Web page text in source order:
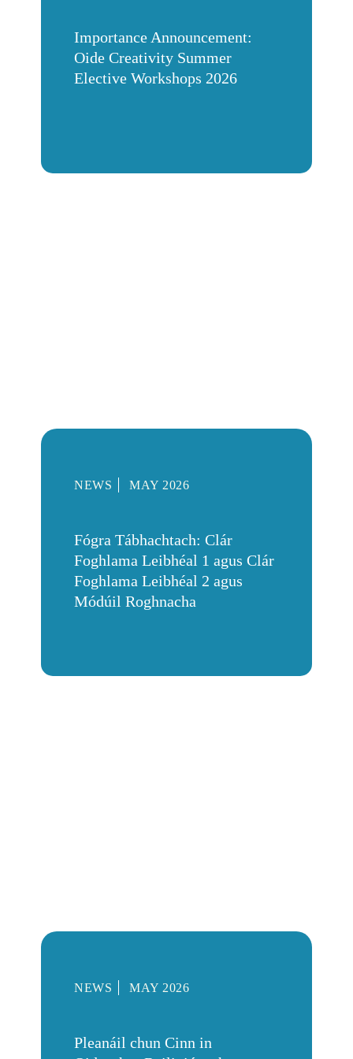
Importance Announcement:
Oide Creativity Summer
Elective Workshops 2026
NEWS MAY 2026
Fógra Tábhachtach: Clár
Foghlama Leibhéal 1 agus Clár
Foghlama Leibhéal 2 agus
Módúil Roghnacha
NEWS MAY 2026
Pleanáil chun Cinn in